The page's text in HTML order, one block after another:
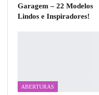
Garagem – 22 Modelos
Lindos e Inspiradores!
ABERTURAS